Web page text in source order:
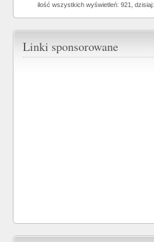
ilość wszystkich wyświetleń: 921, dzisiaj:
Linki sponsorowane